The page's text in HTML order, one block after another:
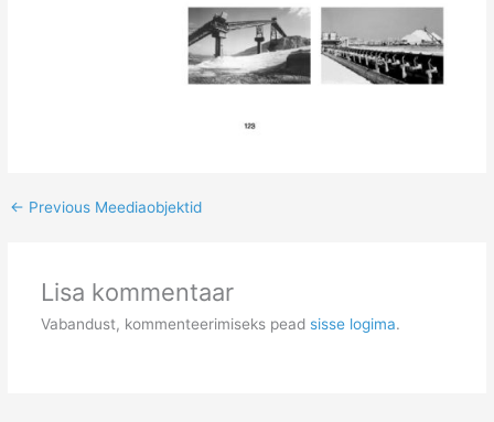
← Previous Meediaobjektid
Lisa kommentaar
Vabandust, kommenteerimiseks pead sisse logima.